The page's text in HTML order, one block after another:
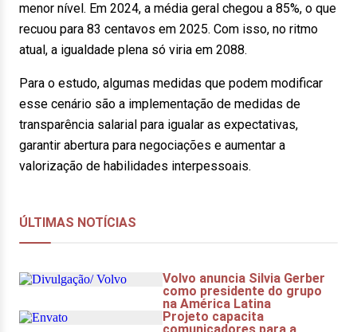
menor nível. Em 2024, a média geral chegou a 85%, o que
recuou para 83 centavos em 2025. Com isso, no ritmo
atual, a igualdade plena só viria em 2088.
Para o estudo, algumas medidas que podem modificar
esse cenário são a implementação de medidas de
transparência salarial para igualar as expectativas,
garantir abertura para negociações e aumentar a
valorização de habilidades interpessoais.